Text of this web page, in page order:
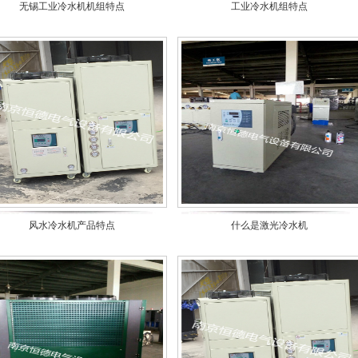
无锡工业冷水机机组特点 工业冷水机组特点
风水冷水机产品特点 什么是激光冷水机